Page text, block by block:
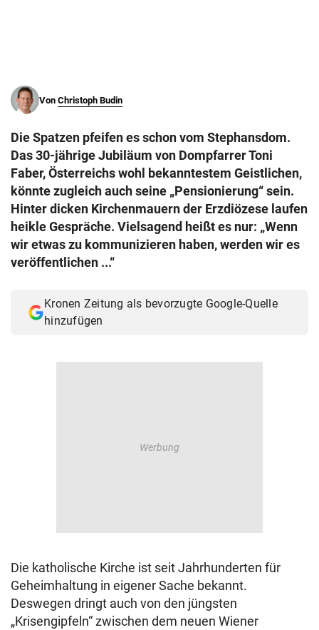
Von Christoph Budin
Die Spatzen pfeifen es schon vom Stephansdom.
Das 30-jährige Jubiläum von Dompfarrer Toni
Faber, Österreichs wohl bekanntestem Geistlichen,
könnte zugleich auch seine „Pensionierung“ sein.
Hinter dicken Kirchenmauern der Erzdiözese laufen
heikle Gespräche. Vielsagend heißt es nur: „Wenn
wir etwas zu kommunizieren haben, werden wir es
veröffentlichen ...“
Kronen Zeitung als bevorzugte Google-Quelle
hinzufügen
Die katholische Kirche ist seit Jahrhunderten für
Geheimhaltung in eigener Sache bekannt.
Deswegen dringt auch von den jüngsten
„Krisengipfeln“ zwischen dem neuen Wiener